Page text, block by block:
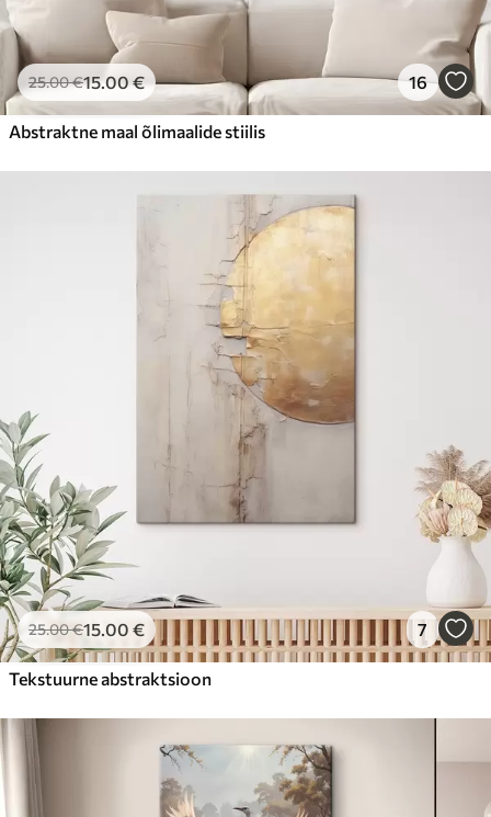
25.00€15.00€ 16
Abstraktne maal õlimaalide stiilis
25.00€15.00 € 7
Tekstuurne abstraktsioon